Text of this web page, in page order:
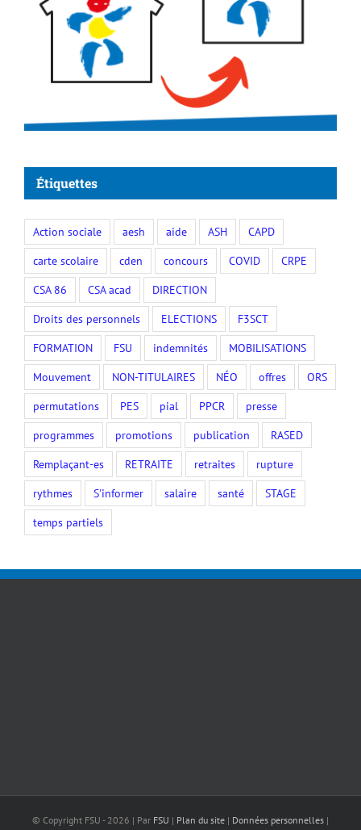
Étiquettes
Action sociale aesh aide ASH
CAPD
carte scolaire
cden concours COVID
CRPE
CSA 86
CSA acad
DIRECTION
Droits des personnels
ELECTIONS
F3SCT
FORMATION
FSU indemnités
MOBILISATIONS
Mouvement
NON-TITULAIRES NÉO offres
ORS
permutations
PES pial PPCR
presse
programmes
promotions publication
RASED
Remplaçant-es
RETRAITE retraites
rupture
rythmes
S'informer salaire santé
STAGE
temps partiels
© Copyright FSU - 2026 | Par FSU | Plan du site | Données personnelles |